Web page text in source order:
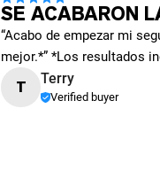
SE ACABARON
“Acabo de empezar mi
mejor.*” *Los resultados
T Terry
Verified buyer